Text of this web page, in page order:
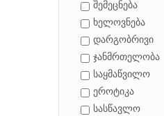
შემეცნება
ხელოვნება
დარგობრივი
ჯანმრთელობა
საყმაწვილო
ეროტიკა
სასწავლო